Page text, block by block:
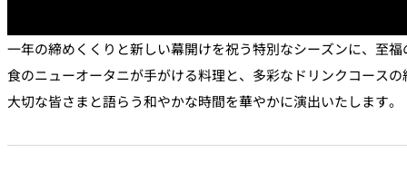
欅
一年の締めくくりと新しい幕開けを祝う特別なシーズンに、 至福
食のニューオータニが手がける料理と、 多彩なドリンクコース
大切な皆さまと語らう和やかな時間を華やかに演出いたします。